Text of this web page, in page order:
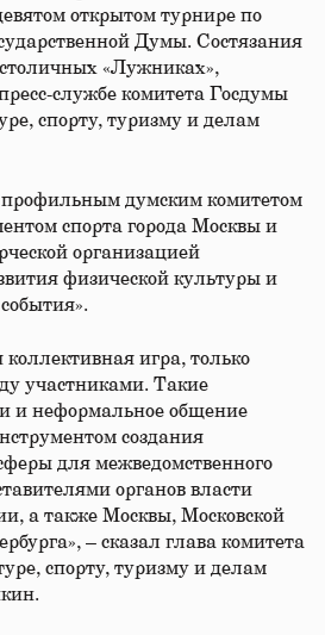
открытом турнире по
Думы. Состязания
«Лужниках»,
службе комитета Госдумы
спорту, туризму и делам
думским комитетом
спорта города Москвы и
организацией
физической культуры и
игра, только
участниками. Такие
и неформальное общение
создания
для межведомственного
органов власти
а также Москвы, Московской
– сказал глава комитета
спорту, туризму и делам